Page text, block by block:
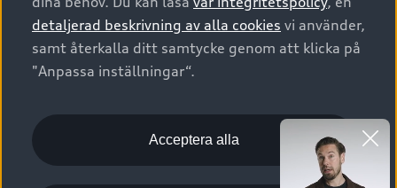
detaljerad beskrivning av alla cookies vi använder,
samt återkalla ditt samtycke genom att klicka på
"Anpassa inställningar“.
Acceptera alla
Sportback
Audi Sport
Finansiering
Audi exclusive
Försäkring
Audi Collection – livsstilsartiklar
Vanliga frågor
Företagsleasing
Kontakta oss
Boka Service online
Audi Återförsäljare/-serviceverkstad
myAudi
Pressmeddelanden
Utgivare
Juridiskt Audi AG
Juridiskt Audi Digital Giveaway